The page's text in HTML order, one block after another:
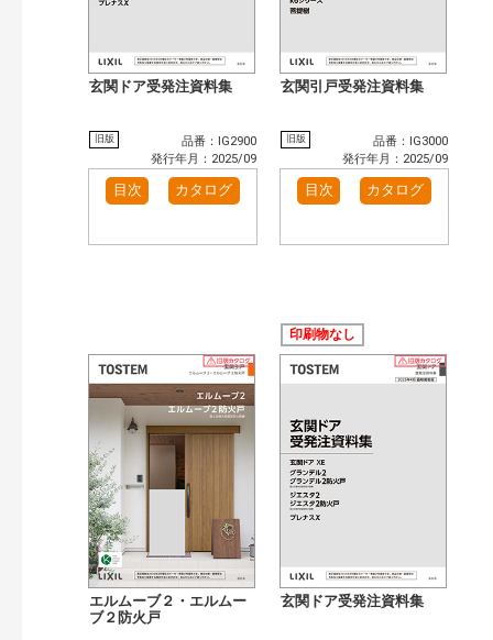
インテリア建材（377）
インテリアファブリック（15）
水まわり（47）
キッチン（446）
洗面化粧室（262）
トイレ（404）
小型電気温水器（83）
検索
玄関ドア受発注資料集
旧版
品番：IG2900
発行年月：2025/09
目次 カタログ
玄関引戸受発注資料集
旧版
品番：IG3000
発行年月：2025/09
目次 カタログ
エルムーブ２・エルムー
ブ２防火戸
印刷物なし
玄関ドア受発注資料集